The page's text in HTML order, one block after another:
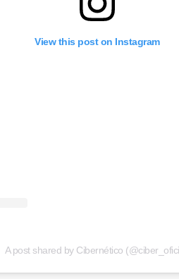
View this post on Instagram
A post shared by Cibernético